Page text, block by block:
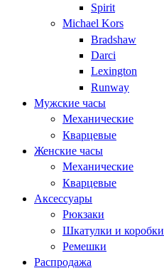
Spirit
Michael Kors
Bradshaw
Darci
Lexington
Runway
Мужские часы
Механические
Кварцевые
Женские часы
Механические
Кварцевые
Аксессуары
Рюкзаки
Шкатулки и коробки
Ремешки
Распродажа